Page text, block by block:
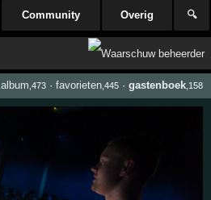
Community Overig 🔍
album ,473· favorieten,445· gastenboek,158